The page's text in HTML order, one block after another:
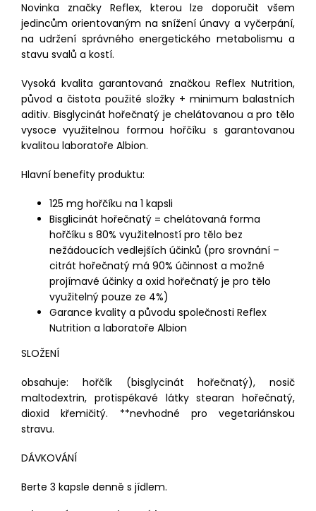
Novinka značky Reflex, kterou lze doporučit všem
jedincům orientovaným na snížení únavy a vyčerpání,
na udržení správného energetického metabolismu a
stavu svalů a kostí.
Vysoká kvalita garantovaná značkou Reflex Nutrition,
původ a čistota použité složky + minimum balastních
aditiv. Bisglycinát hořečnatý je chelátovanou a pro tělo
vysoce využitelnou formou hořčíku s garantovanou
kvalitou laboratoře Albion.
Hlavní benefity produktu:
125 mg hořčíku na 1 kapsli
Bisglicinát hořečnatý = chelátovaná forma
hořčíku s 80% využitelností pro tělo bez
nežádoucích vedlejších účinků (pro srovnání –
citrát hořečnatý má 90% účinnost a možné
projímavé účinky a oxid hořečnatý je pro tělo
využitelný pouze ze 4%)
Garance kvality a původu společnosti Reflex
Nutrition a laboratoře Albion
SLOŽENÍ
obsahuje: hořčík (bisglycinát hořečnatý), nosič
maltodextrin, protispékavé látky stearan hořečnatý,
dioxid křemičitý. **nevhodné pro vegetariánskou
stravu.
DÁVKOVÁNÍ
Berte 3 kapsle denně s jídlem.